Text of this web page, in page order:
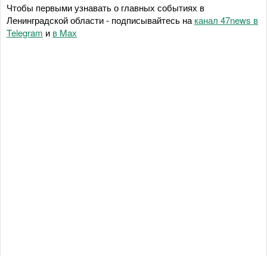
Чтобы первыми узнавать о главных событиях в
Ленинградской области - подписывайтесь на канал 47news в
Telegram и в Maх